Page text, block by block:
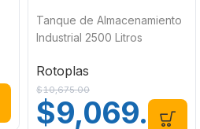
Tanque de Almacenamiento
Industrial 2500 Litros
550073
Rotoplas
$10,675.00
$9,069.00